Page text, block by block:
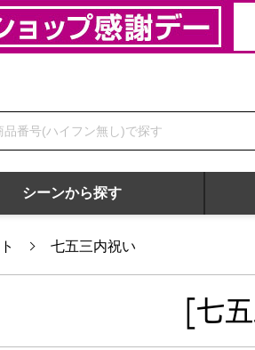
シーンから探す
七五三内祝い
[七